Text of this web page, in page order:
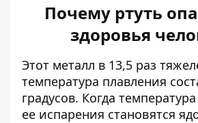
Почему ртуть
здоровья
Этот металл в 13,5 раз
температура плавления
градусов. Когда
ее испарения становятся